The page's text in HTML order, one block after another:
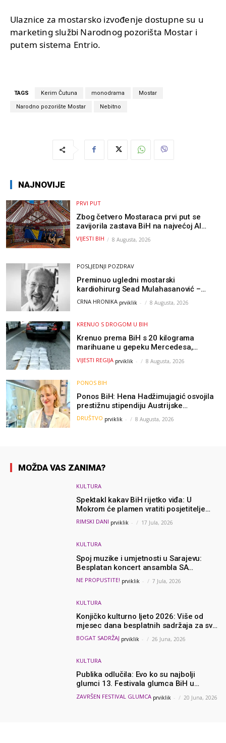
Ulaznice za mostarsko izvođenje dostupne su u
marketing službi Narodnog pozorišta Mostar i
putem sistema Entrio.
TAGS Kerim Čutuna monodrama Mostar
Narodno pozorište Mostar Nebitno
NAJNOVIJE
PRVI PUT
Zbog četvero Mostaraca prvi put se
zavijorila zastava BiH na najvećoj AI
olimpijadi, a sada je njihov mentor
postao član komiteta Međunarodne
VIJESTI BIH 8 Augusta, 2026
POSLJEDNJI POZDRAV
Preminuo ugledni mostarski
kardiohirurg Sead Mulahasanović –
kolege uputile emotivnu oproštajnu
CRNA HRONIKA prviklik - 8 Augusta, 2026
KRENUO S DROGOM U BIH
Krenuo prema BiH s 20 kilograma
marihuane u gepeku Mercedesa,
policija ga uhapsila na granici
VIJESTI REGIJA prviklik - 8 Augusta, 2026
PONOS BIH
Ponos BiH: Hena Hadžimujagić osvojila
prestižnu stipendiju Austrijske
akademije nauka, njeno istraživanje
moglo bi pomoći djeci širom svijeta
DRUŠTVO prviklik - 8 Augusta, 2026
MOŽDA VAS ZANIMA?
KULTURA
Spektakl kakav BiH rijetko viđa: U
Mokrom će plamen vratiti posjetitelje
hiljadama godina u prošlost
RIMSKI DANI prviklik - 17 Jula, 2026
KULTURA
Spoj muzike i umjetnosti u Sarajevu:
Besplatan koncert ansambla SA
Sinfonietta u Collegium Artisticumu
NE PROPUSTITE! prviklik - 7 Jula, 2026
KULTURA
Konjičko kulturno ljeto 2026: Više od
mjesec dana besplatnih sadržaja za sve
generacije – Evo ko sve nastupa
BOGAT SADRŽAJ prviklik - 26 Juna, 2026
KULTURA
Publika odlučila: Evo ko su najbolji
glumci 13. Festivala glumca BiH u
Konjicu
ZAVRŠEN FESTIVAL GLUMCA prviklik - 20 Juna, 2026